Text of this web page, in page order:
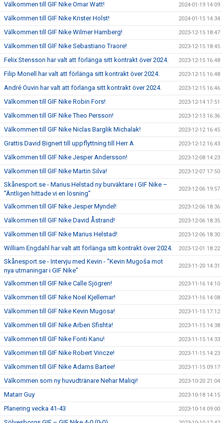
Välkommen till GIF Nike Omar Watt! 2024-01-19 14:09
Välkommen till GIF Nike Krister Holst! 2024-01-15 14:34
Välkommen till GIF Nike Wilmer Hamberg! 2023-12-15 18:47
Välkommen till GIF Nike Sebastiano Traore! 2023-12-15 18:45
Felix Stensson har valt att förlänga sitt kontrakt över 2024. 2023-12-15 16:48
Filip Monell har valt att förlänga sitt kontrakt över 2024. 2023-12-15 16:48
André Ouvin har valt att förlänga sitt kontrakt över 2024. 2023-12-15 16:46
Välkommen till GIF Nike Robin Fors! 2023-12-14 17:51
Välkommen till GIF Nike Theo Persson! 2023-12-13 16:36
Välkommen till GIF Nike Niclas Barglik Michalak! 2023-12-12 16:45
Grattis David Bignert till uppflyttning till Herr A 2023-12-12 16:43
Välkommen till GIF Nike Jesper Andersson! 2023-12-08 14:23
Välkommen till GIF Nike Martin Silva! 2023-12-07 17:50
Skånesport.se - Marius Helstad ny burväktare i GIF Nike –
”Äntligen hittade vi en lösning”
2023-12-06 19:57
Välkommen till GIF Nike Jesper Myndel! 2023-12-06 18:36
Välkommen till GIF Nike David Åstrand! 2023-12-06 18:35
Välkommen till GIF Nike Marius Helstad! 2023-12-06 18:30
William Engdahl har valt att förlänga sitt kontrakt över 2024. 2023-12-01 18:22
Skånesport.se - Intervju med Kevin - "Kevin Mugoša mot
nya utmaningar i GIF Nike"
2023-11-20 14:31
Välkommen till GIF Nike Calle Sjögren! 2023-11-16 14:10
Välkommen till GIF Nike Noel Kjellemar! 2023-11-16 14:08
Välkommen till GIF Nike Kevin Mugosa! 2023-11-15 17:12
Välkommen till GIF Nike Arben Sfishta! 2023-11-15 14:38
Välkommen till GIF Nike Fonti Kanu! 2023-11-15 14:33
Välkommen till GIF Nike Robert Vincze! 2023-11-15 14:23
Välkommen till GIF Nike Adams Bartee! 2023-11-15 09:17
Välkommen som ny huvudtränare Nehar Maliqi! 2023-10-20 21:04
Matarr Guy 2023-10-18 14:15
Planering vecka 41-43 2023-10-14 09:00